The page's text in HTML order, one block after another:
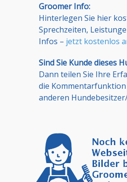
Groomer Info:
Hinterlegen Sie hier
Sprechzeiten,
Infos – jetzt kostenlos
Sind Sie Kunde dieses
Dann teilen Sie Ihre
die
anderen